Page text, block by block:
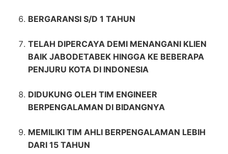
BERGARANSI S/D 1 TAHUN
TELAH DIPERCAYA DEMI MENANGANI KLIEN
BAIK JABODETABEK HINGGA KE BEBERAPA
PENJURU KOTA DI INDONESIA
DIDUKUNG OLEH TIM ENGINEER
BERPENGALAMAN DI BIDANGNYA
MEMILIKI TIM AHLI BERPENGALAMAN LEBIH
DARI 15 TAHUN